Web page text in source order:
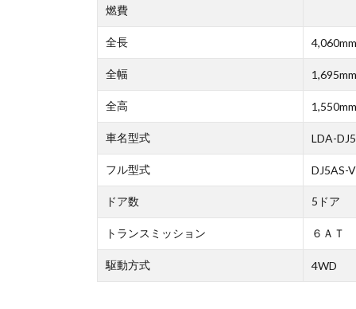
燃費
全長 4,060mm
全幅 1,695mm
全高 1,550mm
車名型式 LDA-
フル型式 DJ5AS-
ドア数 5ドア
トランスミッション ６ＡＴ
駆動方式 4WD